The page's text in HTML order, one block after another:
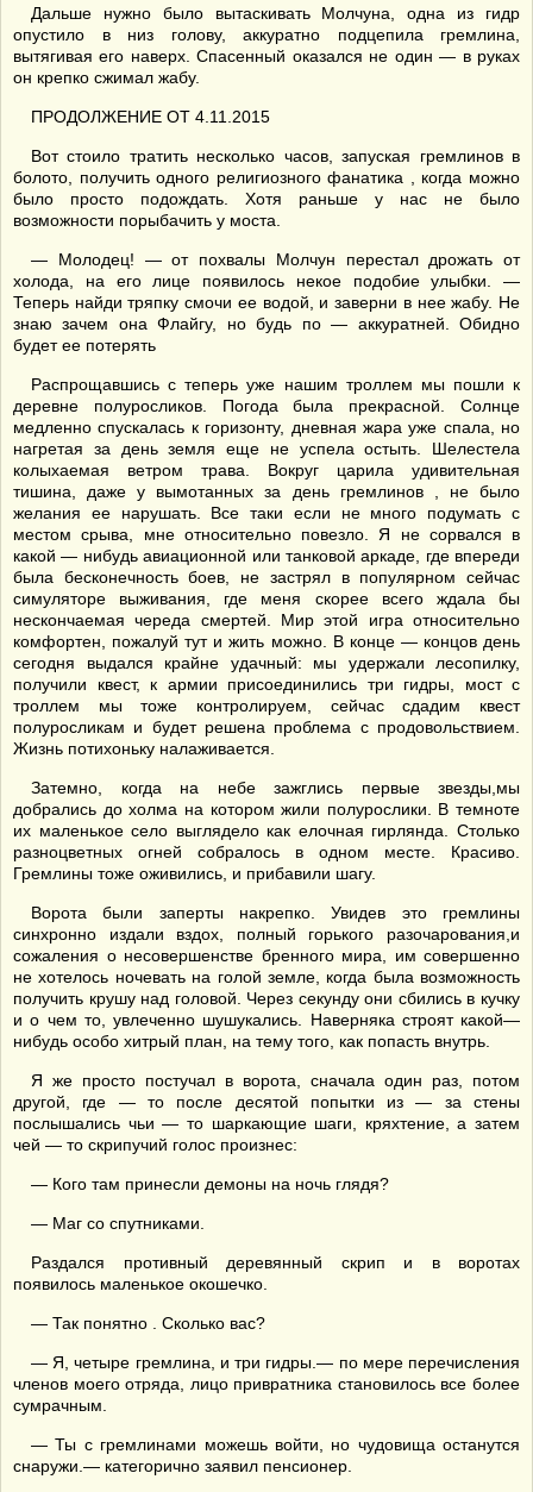
Дальше нужно было вытаскивать Молчуна, одна из гидр
опустило в низ голову, аккуратно подцепила гремлина,
вытягивая его наверх. Спасенный оказался не один — в руках
он крепко сжимал жабу.
ПРОДОЛЖЕНИЕ ОТ 4.11.2015
Вот стоило тратить несколько часов, запуская гремлинов в
болото, получить одного религиозного фанатика , когда можно
было просто подождать. Хотя раньше у нас не было
возможности порыбачить у моста.
— Молодец! — от похвалы Молчун перестал дрожать от
холода, на его лице появилось некое подобие улыбки. —
Теперь найди тряпку смочи ее водой, и заверни в нее жабу. Не
знаю зачем она Флайгу, но будь по — аккуратней. Обидно
будет ее потерять
Распрощавшись с теперь уже нашим троллем мы пошли к
деревне полуросликов. Погода была прекрасной. Солнце
медленно спускалась к горизонту, дневная жара уже спала, но
нагретая за день земля еще не успела остыть. Шелестела
колыхаемая ветром трава. Вокруг царила удивительная
тишина, даже у вымотанных за день гремлинов , не было
желания ее нарушать. Все таки если не много подумать с
местом срыва, мне относительно повезло. Я не сорвался в
какой — нибудь авиационной или танковой аркаде, где впереди
была бесконечность боев, не застрял в популярном сейчас
симуляторе выживания, где меня скорее всего ждала бы
нескончаемая череда смертей. Мир этой игра относительно
комфортен, пожалуй тут и жить можно. В конце — концов день
сегодня выдался крайне удачный: мы удержали лесопилку,
получили квест, к армии присоединились три гидры, мост с
троллем мы тоже контролируем, сейчас сдадим квест
полуросликам и будет решена проблема с продовольствием.
Жизнь потихоньку налаживается.
Затемно, когда на небе зажглись первые звезды,мы
добрались до холма на котором жили полурослики. В темноте
их маленькое село выглядело как елочная гирлянда. Столько
разноцветных огней собралось в одном месте. Красиво.
Гремлины тоже оживились, и прибавили шагу.
Ворота были заперты накрепко. Увидев это гремлины
синхронно издали вздох, полный горького разочарования,и
сожаления о несовершенстве бренного мира, им совершенно
не хотелось ночевать на голой земле, когда была возможность
получить крушу над головой. Через секунду они сбились в кучку
и о чем то, увлеченно шушукались. Наверняка строят какой—
нибудь особо хитрый план, на тему того, как попасть внутрь.
Я же просто постучал в ворота, сначала один раз, потом
другой, где — то после десятой попытки из — за стены
послышались чьи — то шаркающие шаги, кряхтение, а затем
чей — то скрипучий голос произнес:
— Кого там принесли демоны на ночь глядя?
— Маг со спутниками.
Раздался противный деревянный скрип и в воротах
появилось маленькое окошечко.
— Так понятно . Сколько вас?
— Я, четыре гремлина, и три гидры.— по мере перечисления
членов моего отряда, лицо привратника становилось все более
сумрачным.
— Ты с гремлинами можешь войти, но чудовища останутся
снаружи.— категорично заявил пенсионер.